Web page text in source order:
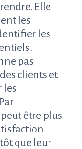
Elle
les
les
pas
clients et
les
être plus
que leur